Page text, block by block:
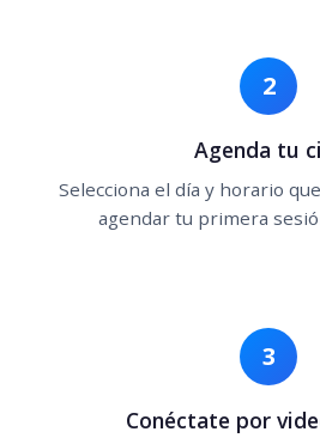
2
Agenda tu
Selecciona el día y horario
agendar tu primera
3
Conéctate por